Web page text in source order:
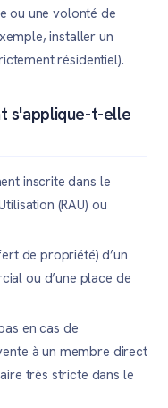
ou une volonté de
installer un
résidentiel).
s'applique-t-elle
inscrite dans le
(RAU) ou
de propriété) d’un
ou d’une place de
en cas de
à un membre direct
très stricte dans le